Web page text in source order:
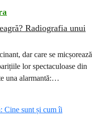
Radiografia unui
dar care se micșorează
lor spectaculoase din
una alarmantă:…